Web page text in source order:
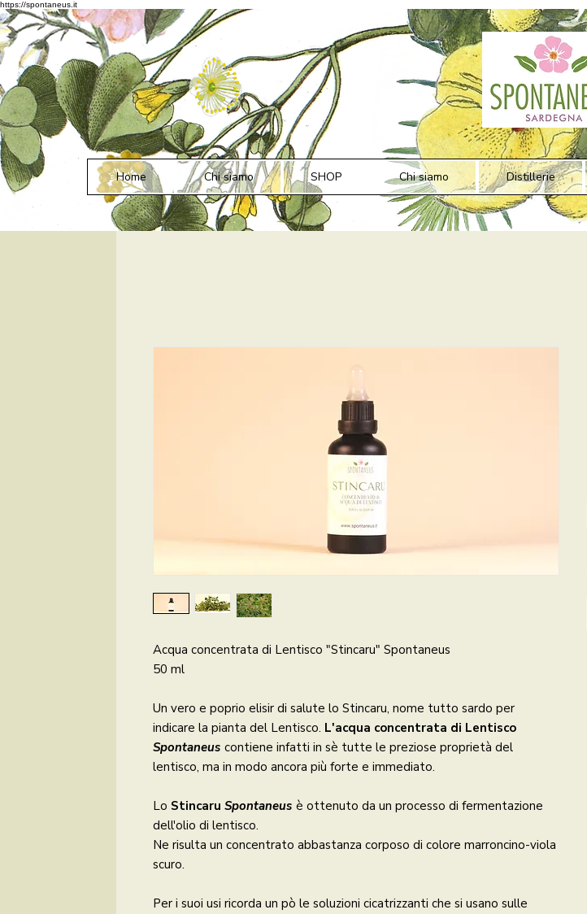
https://spontaneus.it
Home Chi siamo SHOP Chi siamo Distillerie
Acqua concentrata di Lentisco "Stincaru" Spontaneus
50 ml
Un vero e poprio elisir di salute lo Stincaru, nome tutto sardo per
indicare la pianta del Lentisco. L'acqua concentrata di Lentisco
Spontaneus contiene infatti in sè tutte le preziose proprietà del
lentisco, ma in modo ancora più forte e immediato.
Lo Stincaru Spontaneus è ottenuto da un processo di fermentazione
dell'olio di lentisco.
Ne risulta un concentrato abbastanza corposo di colore marroncino-viola
scuro.
Per i suoi usi ricorda un pò le soluzioni cicatrizzanti che si usano sulle